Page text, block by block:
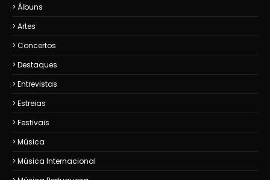
Álbuns
Artes
Concertos
Destaques
Entrevistas
Estreias
Festivais
Música
Música Internacional